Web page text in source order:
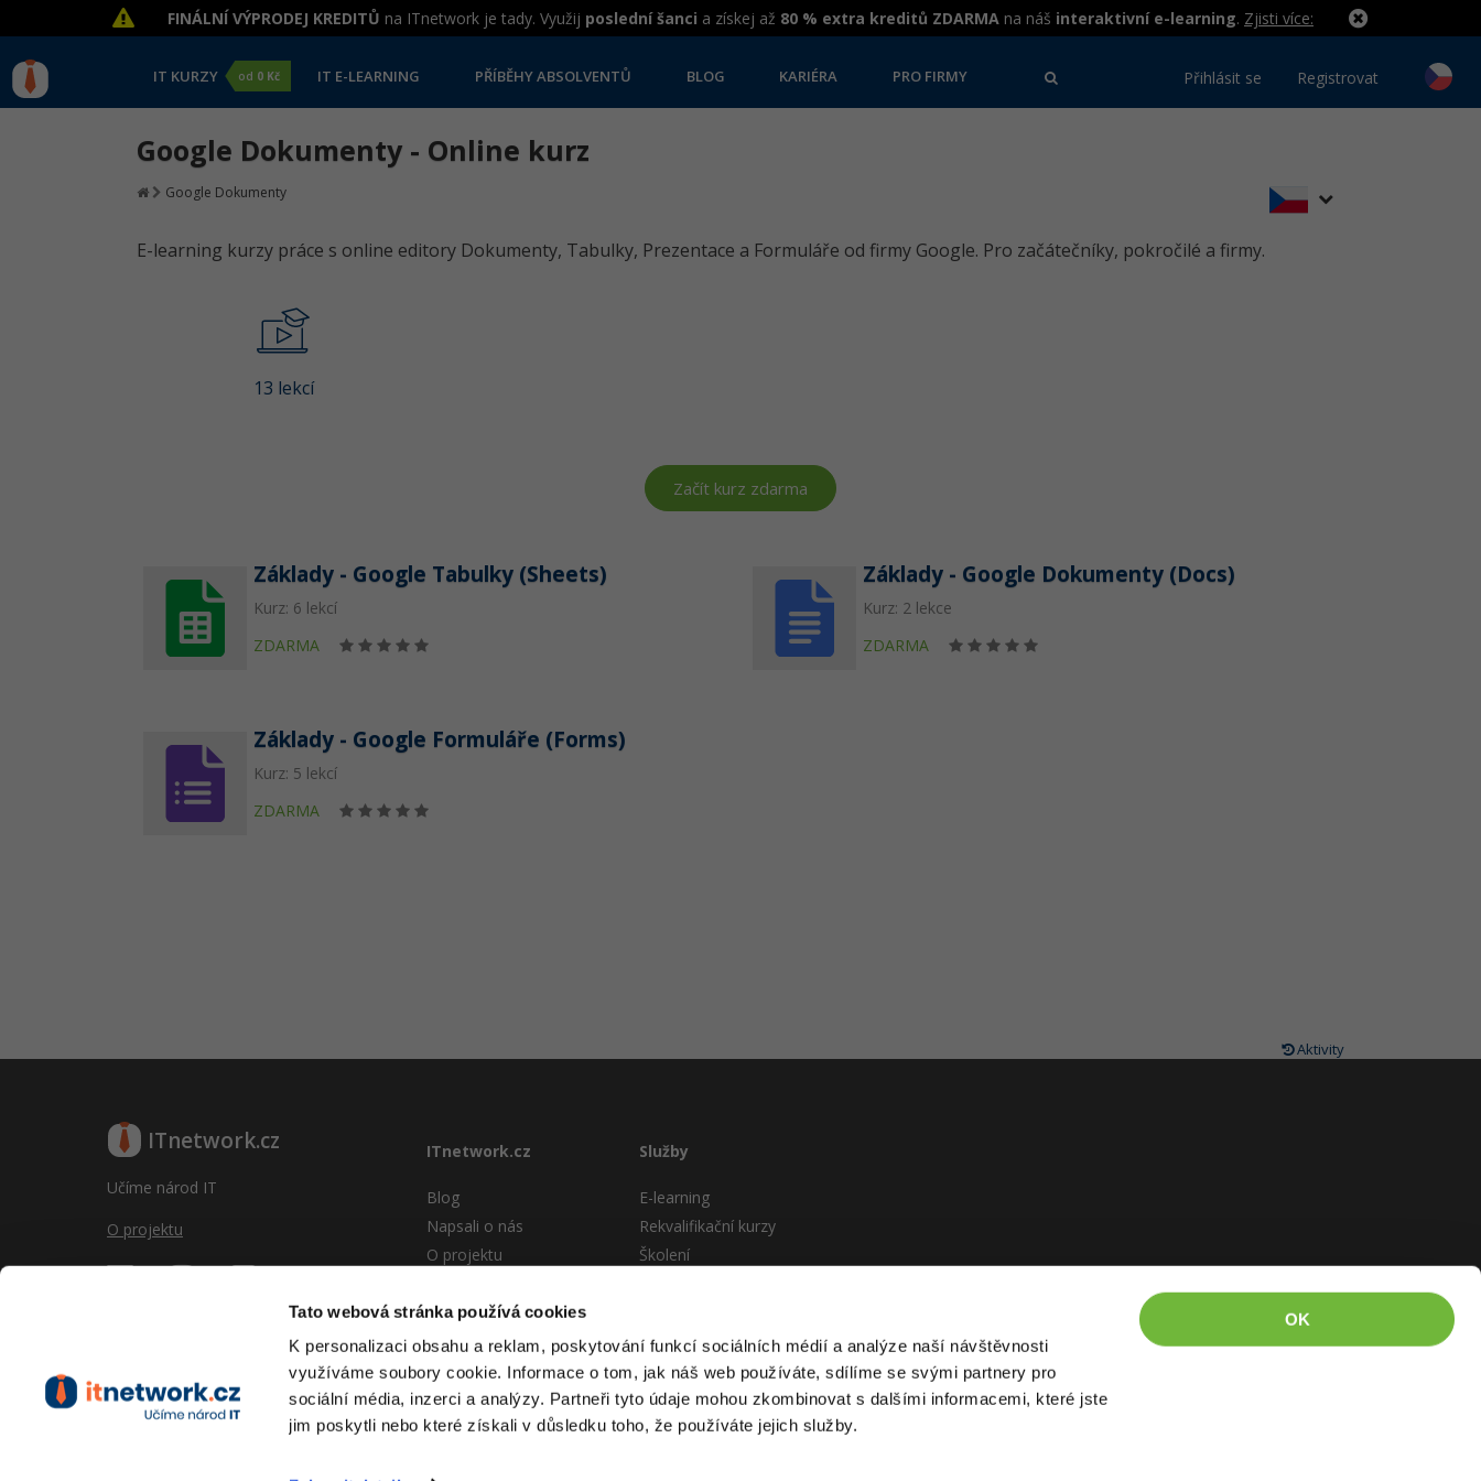
Tato webová stránka používá cookies
K personalizaci obsahu a reklam, poskytování funkcí sociálních médií a analýze naší návštěvnosti
využíváme soubory cookie. Informace o tom, jak náš web používáte, sdílíme se svými partnery pro
sociální média, inzerci a analýzy. Partneři tyto údaje mohou zkombinovat s dalšími informacemi, které jste
jim poskytli nebo které získali v důsledku toho, že používáte jejich služby.
OK
FINÁLNÍ VÝPRODEJ KREDITŮ na ITnetwork je tady. Využij poslední šanci a získej až 80 % extra kreditů ZDARMA na náš interaktivní e-learning. Zjisti více:
IT KURZY od 0 Kč IT E-LEARNING PŘÍBĚHY ABSOLVENTŮ BLOG KARIÉRA PRO FIRMY Přihlásit se Registrovat
Google Dokumenty - Online kurz
Google Dokumenty
E-learning kurzy práce s online editory Dokumenty, Tabulky, Prezentace a Formuláře od firmy Google. Pro začátečníky, pokročilé a firmy.
13 lekcí
Začít kurz zdarma
Základy - Google Tabulky (Sheets)
Kurz: 6 lekcí
ZDARMA
Základy - Google Dokumenty (Docs)
Kurz: 2 lekce
ZDARMA
Základy - Google Formuláře (Forms)
Kurz: 5 lekcí
ZDARMA
Aktivity
ITnetwork.cz
Učíme národ IT
O projektu
ITnetwork.cz
Blog
Napsali o nás
O projektu
Vývoj systému
Provozní podmínky
RSS
Kontakt
Služby
E-learning
Rekvalifikační kurzy
Školení